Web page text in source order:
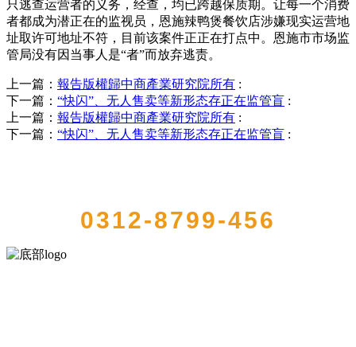
只逃查运营者的义务，经查，均已跨越保质期。让每一个消费
者都成为潜正在的监视员，恩施辣鸭煲餐饮店涉嫌现实运营地
址取许可地址不符，目前该案件正正在打点中。恩施市市场监
管局没有因当事人是“者”而放弃逃责。
上一篇： 報告版權歸中商產業研究院所有 :
下一篇： “快闪”、无人售卖等新形态存正在监管盲 :
上一篇： 報告版權歸中商產業研究院所有 :
下一篇： “快闪”、无人售卖等新形态存正在监管盲 :
0312-8799-456